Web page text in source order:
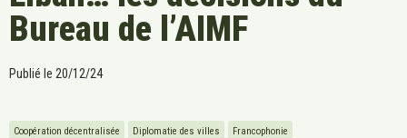
Bureau de l’AIMF
Publié le 20/12/24
Coopération décentralisée Diplomatie des villes Francophonie